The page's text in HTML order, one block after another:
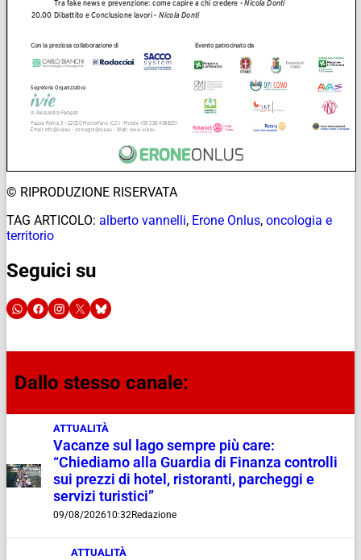
© RIPRODUZIONE RISERVATA
TAG ARTICOLO: alberto vannelli, Erone Onlus, oncologia e
territorio
Seguici su
Dallo stesso canale:
ATTUALITÀ
Vacanze sul lago sempre più care:
“Chiediamo alla Guardia di Finanza controlli
sui prezzi di hotel, ristoranti, parcheggi e
servizi turistici”
09/08/202610:32Redazione
ATTUALITÀ